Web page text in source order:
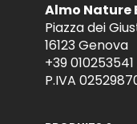
Almo Nature
Piazza dei
16123 Genova
+39 010253541
P.IVA